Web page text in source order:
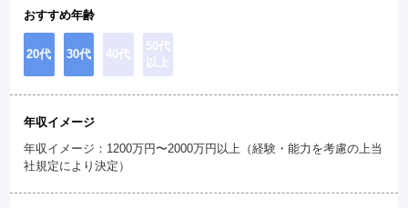
おすすめ年齢
20代 30代 40代
50代
以上
年収イメージ
年収イメージ：1200万円〜2000万円以上（経験・能力を考慮の上当
社規定により決定）